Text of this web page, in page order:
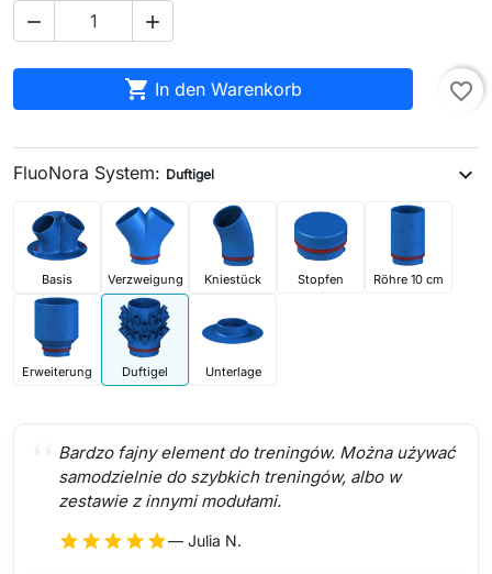
 
 In den Warenkorb favorite_border
FluoNora System: Duftigel expand_more
Basis Verzweigung Kniestück Stopfen Röhre 10 cm
Erweiterung Duftigel Unterlage
Bardzo fajny element do treningów. Można używać
samodzielnie do szybkich treningów, albo w
zestawie z innymi modułami.
star star star star star— Julia N.